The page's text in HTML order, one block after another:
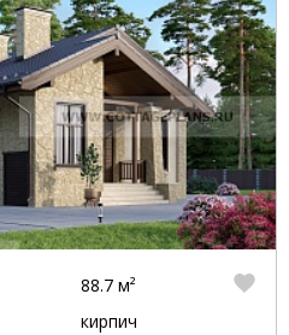
88.7 м²
кирпич